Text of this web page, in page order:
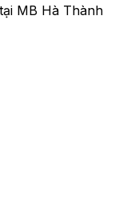
MB Hà Thành